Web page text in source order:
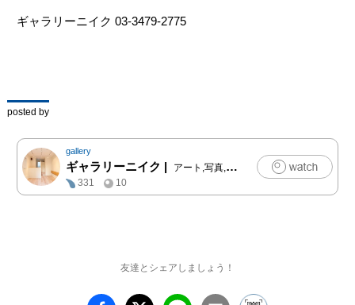
ギャラリーニイク 03-3479-2775
posted by
gallery
ギャラリーニイク |
アート,写真,クラフト,ファッション
331
10
友達とシェアしましょう！